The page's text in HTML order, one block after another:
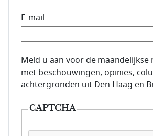
E-mail
E-mailadres van de abonnee.
Meld u aan voor de
met beschouwingen, opinies,
achtergronden uit Den Haag en
CAPTCHA